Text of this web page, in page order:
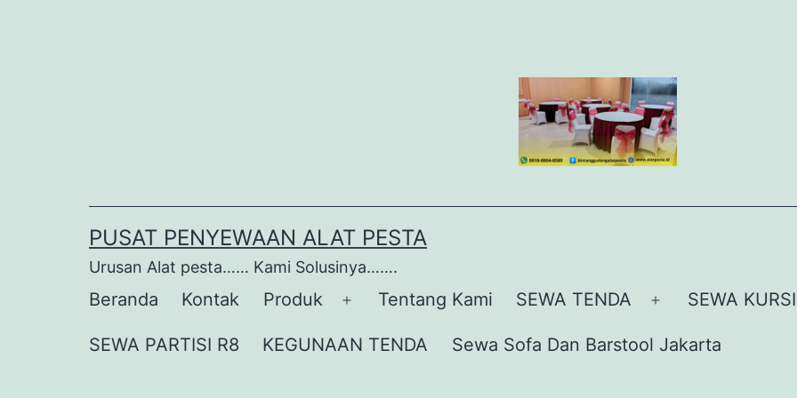
PUSAT PENYEWAAN ALAT PESTA
Urusan Alat pesta…… Kami Solusinya…….
Beranda Kontak Produk
Buka
menu
Tentang Kami SEWA TENDA
Buka
menu
SEWA KURSI
SEWA PARTISI R8 KEGUNAAN TENDA Sewa Sofa Dan Barstool Jakarta